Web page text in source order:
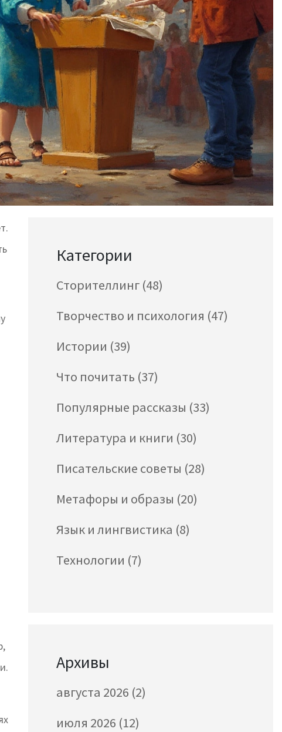
Категории
Сторителлинг (48)
Творчество и психология (47)
Истории (39)
Что почитать (37)
Популярные рассказы (33)
Литература и книги (30)
Писательские советы (28)
Метафоры и образы (20)
Язык и лингвистика (8)
Технологии (7)
Архивы
августа 2026 (2)
июля 2026 (12)